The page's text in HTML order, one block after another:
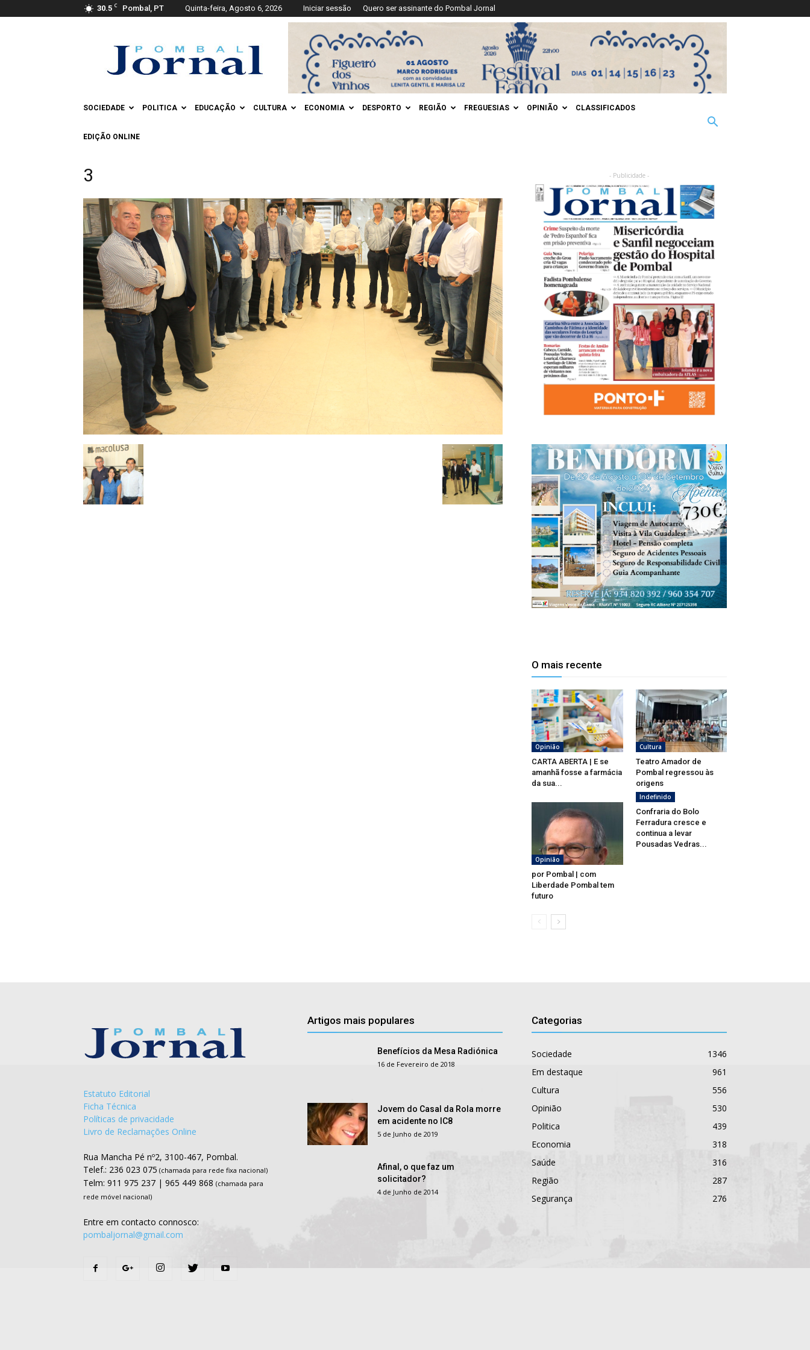
30.5 C Pombal, PT Quinta-feira, Agosto 6, 2026 Iniciar sessão Quero ser assinante do Pombal Jornal
Jornal
SOCIEDADE POLITICA EDUCAÇÃO CULTURA ECONOMIA DESPORTO REGIÃO FREGUESIAS OPINIÃO CLASSIFICADOS
EDIÇÃO ONLINE
3 - Publicidade -
O mais recente
Opinião
CARTA ABERTA | E se
amanhã fosse a farmácia
da sua...
Cultura
Teatro Amador de
Pombal regressou às
origens
Opinião
por Pombal | com
Liberdade Pombal tem
futuro
Indefinido
Confraria do Bolo
Ferradura cresce e
continua a levar
Pousadas Vedras...
Estatuto Editorial
Ficha Técnica
Políticas de privacidade
Livro de Reclamações Online
Rua Mancha Pé nº2, 3100-467, Pombal.
Telef.: 236 023 075 (chamada para rede fixa nacional)
Telm: 911 975 237 | 965 449 868 (chamada para
rede móvel nacional)
Entre em contacto connosco:
pombaljornal@gmail.com
Artigos mais populares
Benefícios da Mesa Radiónica
16 de Fevereiro de 2018
Jovem do Casal da Rola morre
em acidente no IC8
5 de Junho de 2019
Afinal, o que faz um
solicitador?
4 de Junho de 2014
Categorias
Sociedade
1346
Em destaque
961
Cultura
556
Opinião
530
Politica
439
Economia
318
Saúde
316
Região
287
Segurança
276